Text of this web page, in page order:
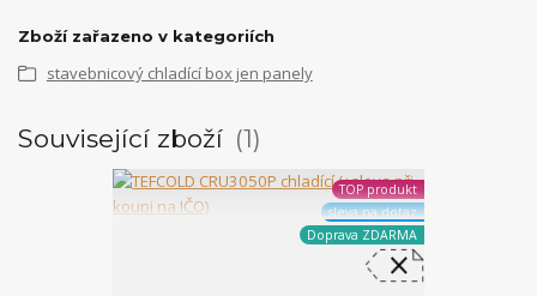
Zboží zařazeno v kategoriích
stavebnicový chladící box jen panely
Související zboží 1
TOP produkt
sleva na dotaz
Doprava ZDARMA